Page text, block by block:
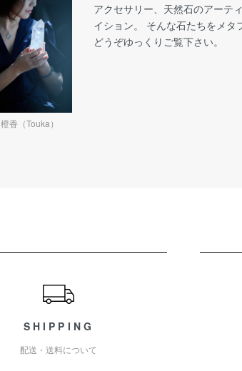
橙香（Touka）
アクセサリー、天然石のアーテ
イション。 そんな石たちをメタ
どうぞゆっくりご覧下さい。
SHIPPING
配送・送料について